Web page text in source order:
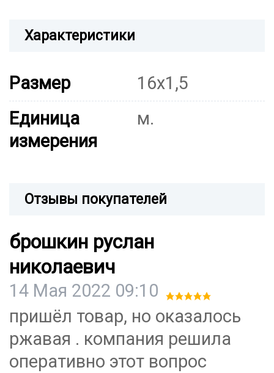
Характеристики
Размер
16х1,5
Единица
измерения
м.
Отзывы покупателей
брошкин руслан
николаевич
14 Мая 2022 09:10
пришёл товар, но оказалось
ржавая . компания решила
оперативно этот вопрос